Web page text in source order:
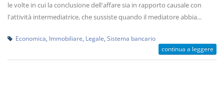
le volte in cui la conclusione dell'affare sia in rapporto causale con
l'attività intermediatrice, che sussiste quando il mediatore abbia...
Economica Immobiliare Legale Sistema bancario
continua a leggere